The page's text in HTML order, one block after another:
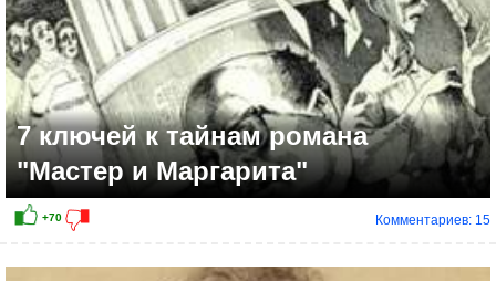
7 ключей к тайнам романа
"Мастер и Маргарита"
Комментариев: 15